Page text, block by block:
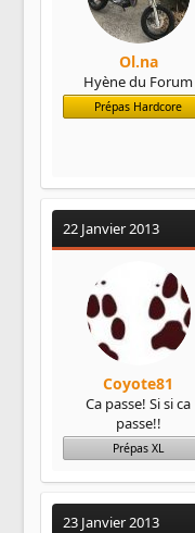
Ol.na
Hyène du Forum
Prépas Hardcore
22 Janvier 2013
Coyote81
Ca passe! Si si ca
passe!!
Prépas XL
23 Janvier 2013